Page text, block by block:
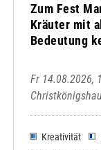
Zum Fest
Kräuter mit
Bedeutung
Fr 14.08.2026,
Kreativität